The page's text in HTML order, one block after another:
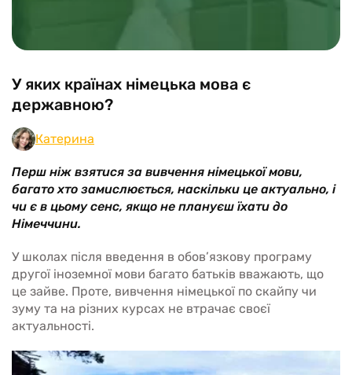
У яких країнах німецька мова є
державною?
Катерина
Перш ніж взятися за вивчення німецької мови,
багато хто замислюється, наскільки це актуально, і
чи є в цьому сенс, якщо не плануєш їхати до
Німеччини.
У школах після введення в обов’язкову програму
другої іноземної мови багато батьків вважають, що
це зайве. Проте, вивчення німецької по скайпу чи
зуму та на різних курсах не втрачає своєї
актуальності.